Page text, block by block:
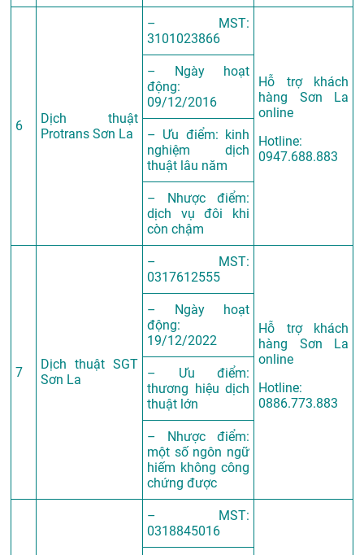
6
Dịch thuật
Protrans Sơn La
– MST:
3101023866
Hỗ trợ khách
hàng Sơn La
online
Hotline:
0947.688.883
– Ngày hoạt
động:
09/12/2016
– Ưu điểm: kinh
nghiệm dịch
thuật lâu năm
– Nhược điểm:
dịch vụ đôi khi
còn chậm
7
Dịch thuật SGT
Sơn La
– MST:
0317612555
Hỗ trợ khách
hàng Sơn La
online
Hotline:
0886.773.883
– Ngày hoạt
động:
19/12/2022
– Ưu điểm:
thương hiệu dịch
thuật lớn
– Nhược điểm:
một số ngôn ngữ
hiếm không công
chứng được
– MST:
0318845016